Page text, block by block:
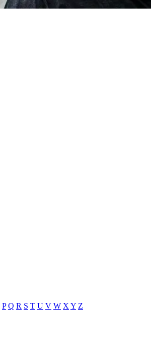
P Q R S T U V W X Y Z